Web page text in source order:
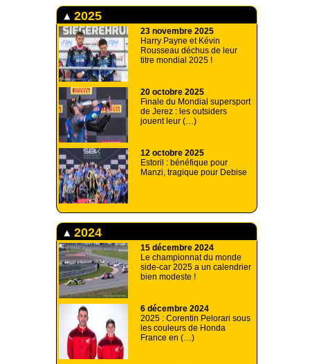
2025
23 novembre 2025
Harry Payne et Kévin
Rousseau déchus de leur
titre mondial 2025 !
20 octobre 2025
Finale du Mondial supersport
de Jerez : les outsiders
jouent leur (…)
12 octobre 2025
Estoril : bénéfique pour
Manzi, tragique pour Debise
2024
15 décembre 2024
Le championnat du monde
side-car 2025 a un calendrier
bien modeste !
6 décembre 2024
2025 : Corentin Pelorari sous
les couleurs de Honda
France en (…)